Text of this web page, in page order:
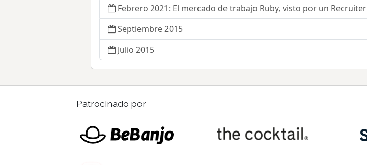
Febrero 2021: El mercado de trabajo Ruby, visto por un Recruiter
Septiembre 2015
Julio 2015
Patrocinado por